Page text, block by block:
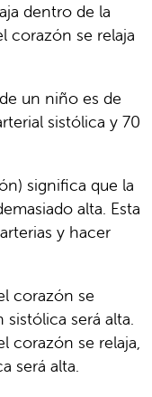
dentro de la
corazón se relaja
un niño es de
sistólica y 70
significa que la
alta. Esta
y hacer
corazón se
será alta.
corazón se relaja,
será alta.